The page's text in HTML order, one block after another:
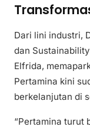
Dari lini industri,
dan
Elfrida,
Pertamina kini
berkelanjutan di
“Pertamina turut